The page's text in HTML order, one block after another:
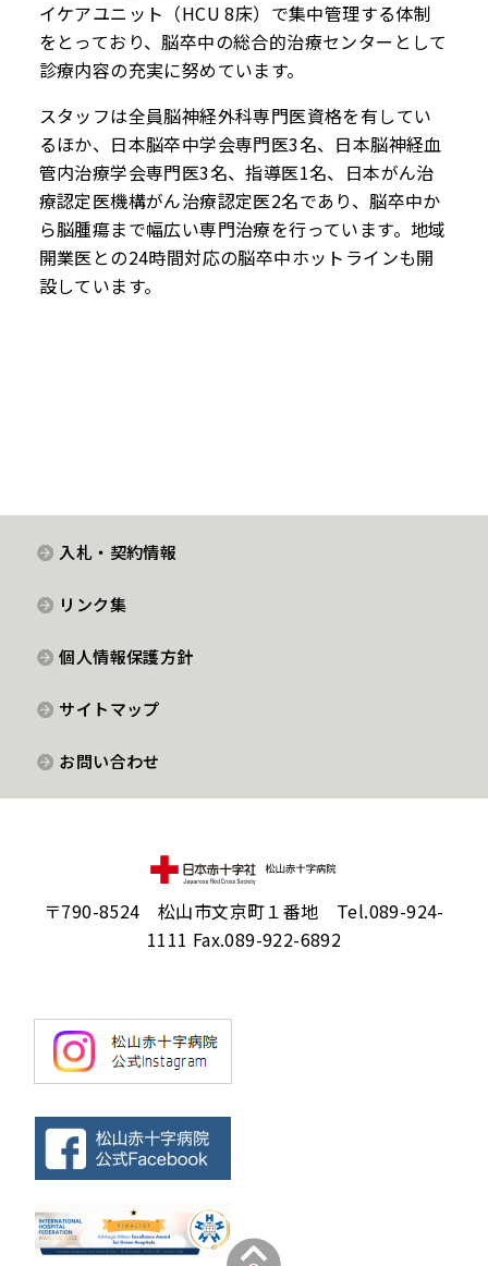
イケアユニット（HCU 8床）で集中管理する体制
をとっており、脳卒中の総合的治療センターとして
診療内容の充実に努めています。
スタッフは全員脳神経外科専門医資格を有してい
るほか、日本脳卒中学会専門医3名、日本脳神経血
管内治療学会専門医3名、指導医1名、日本がん治
療認定医機構がん治療認定医2名であり、脳卒中か
ら脳腫瘍まで幅広い専門治療を行っています。地域
開業医との24時間対応の脳卒中ホットラインも開
設しています。
入札・契約情報
リンク集
個人情報保護方針
サイトマップ
お問い合わせ
〒790-8524 松山市文京町１番地 Tel.089-924-
1111 Fax.089-922-6892